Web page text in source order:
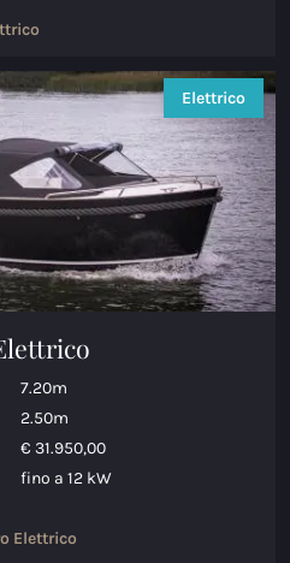
7.20m
2.50m
€ 31.950,00
fino a 12 kW
Elettrico
Elettrico